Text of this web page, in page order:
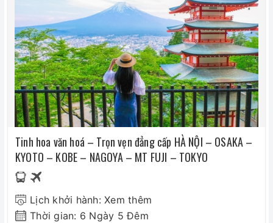
Tinh hoa văn hoá – Trọn vẹn đẳng cấp HÀ NỘI – OSAKA –
KYOTO – KOBE – NAGOYA – MT FUJI – TOKYO
Lịch khởi hành: Xem thêm
Thời gian: 6 Ngày 5 Đêm